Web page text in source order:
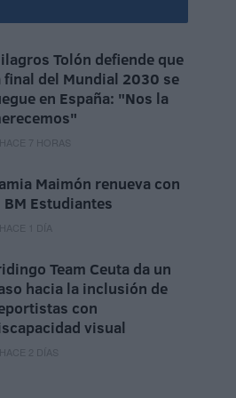
Tolón defiende que
final del Mundial 2030 se
en España: "Nos la
HACE 7 HORAS
Maimón renueva con
BM Estudiantes
HACE 1 DÍA
Team Ceuta da un
hacia la inclusión de
con
visual
HACE 2 DÍAS